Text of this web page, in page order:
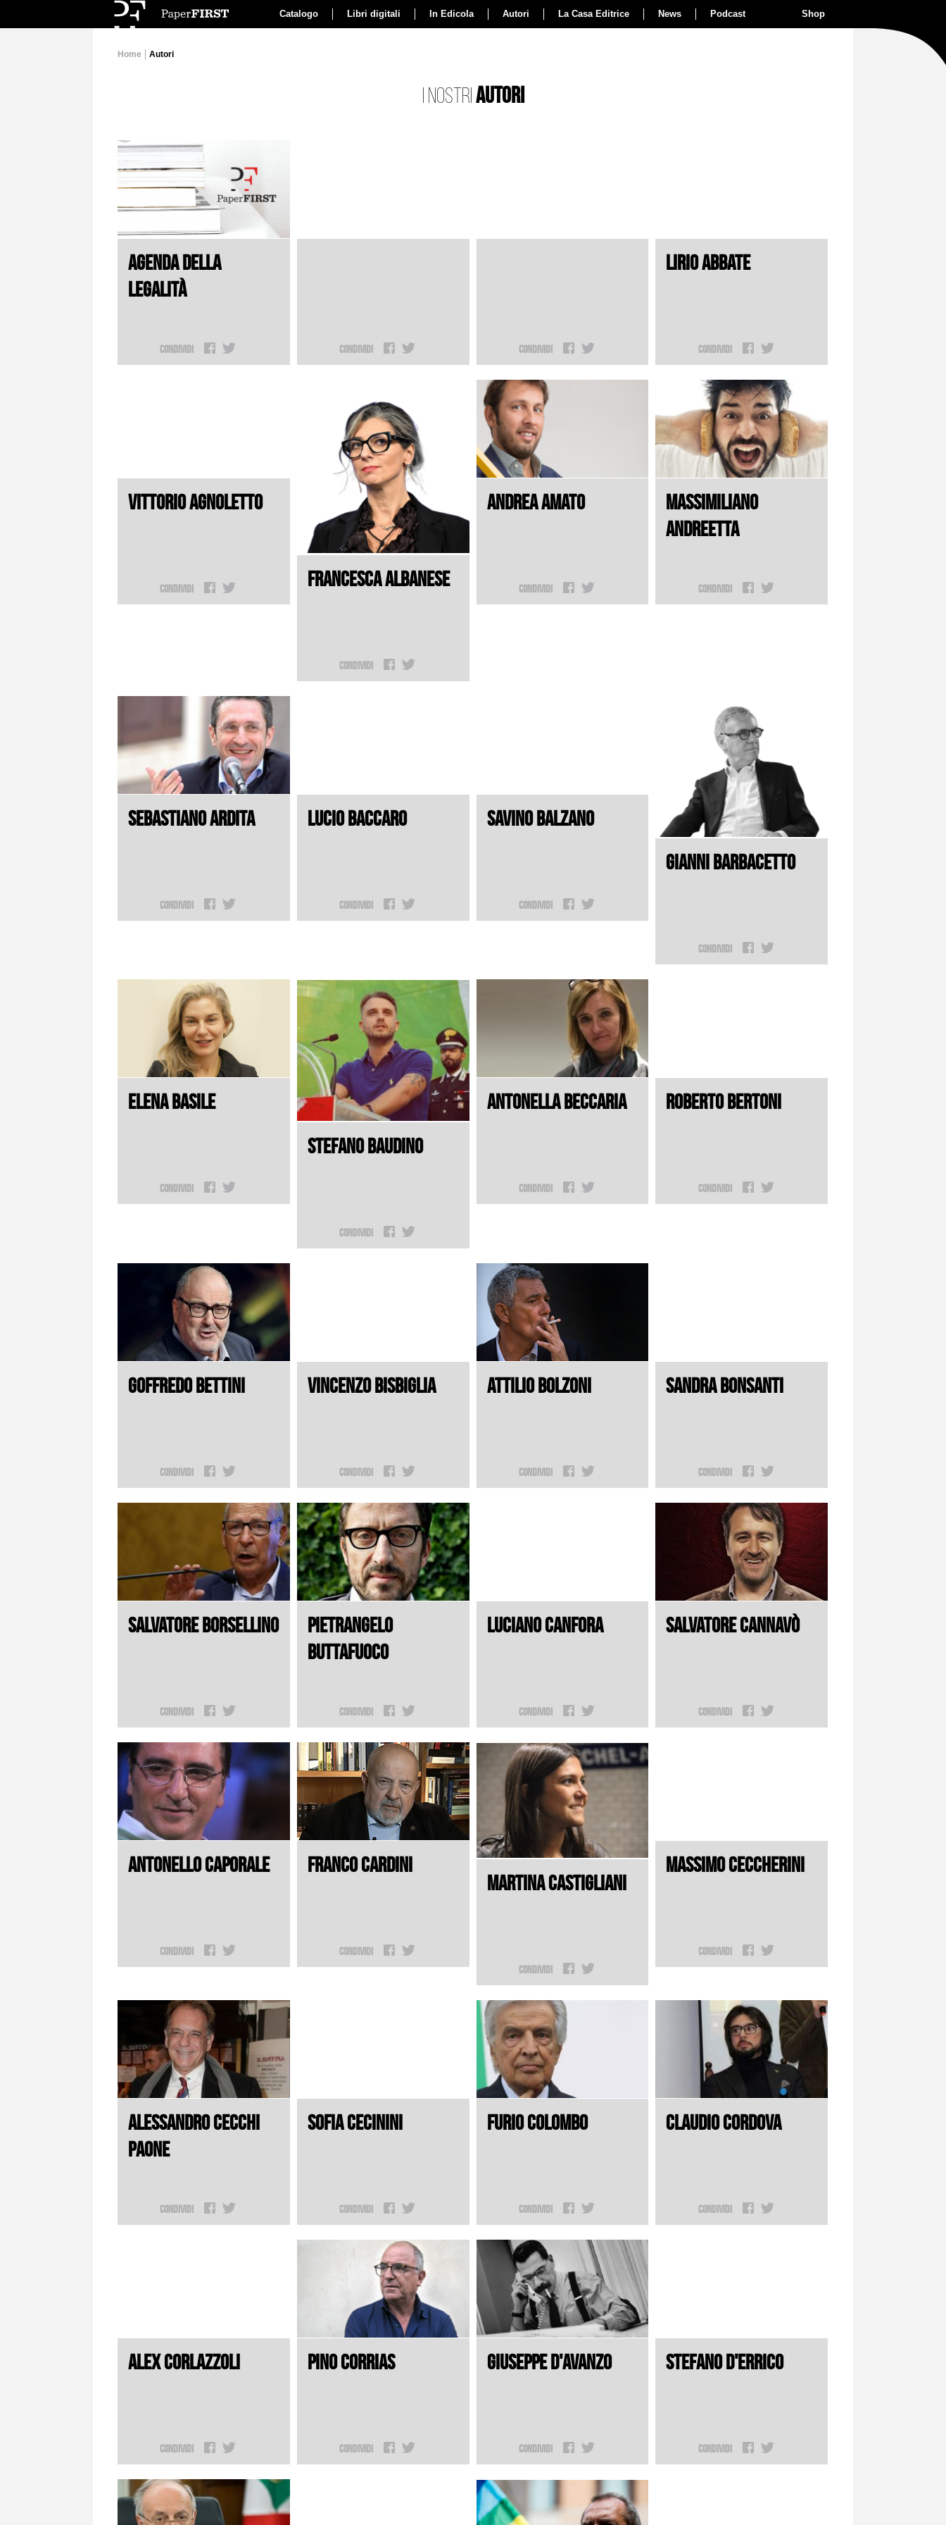
Catalogo Libri digitali In Edicola Autori La Casa Editrice News Podcast Shop
Home Autori
I NOSTRIAUTORI
AGENDA DELLA
LEGALITÀ
Condividi Condividi Condividi
LIRIO ABBATE
Condividi
VITTORIO AGNOLETTO
Condividi FRANCESCA ALBANESE
Condividi
ANDREA AMATO
Condividi
MASSIMILIANO
ANDREETTA
Condividi
SEBASTIANO ARDITA
Condividi
LUCIO BACCARO
Condividi
SAVINO BALZANO
Condividi
GIANNI BARBACETTO
Condividi
ELENA BASILE
Condividi
STEFANO BAUDINO
Condividi
ANTONELLA BECCARIA
Condividi
ROBERTO BERTONI
Condividi
GOFFREDO BETTINI
Condividi
VINCENZO BISBIGLIA
Condividi
ATTILIO BOLZONI
Condividi
SANDRA BONSANTI
Condividi
SALVATORE BORSELLINO
Condividi
PIETRANGELO
BUTTAFUOCO
Condividi
LUCIANO CANFORA
Condividi
SALVATORE CANNAVÒ
Condividi
ANTONELLO CAPORALE
Condividi
FRANCO CARDINI
Condividi
MARTINA CASTIGLIANI
Condividi
MASSIMO CECCHERINI
Condividi
ALESSANDRO CECCHI
PAONE
Condividi
SOFIA CECININI
Condividi
FURIO COLOMBO
Condividi
CLAUDIO CORDOVA
Condividi
ALEX CORLAZZOLI
Condividi
PINO CORRIAS
Condividi
GIUSEPPE D'AVANZO
Condividi
STEFANO D'ERRICO
Condividi